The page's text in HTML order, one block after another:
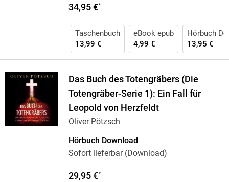
34,95 €*
Taschenbuch
13,99 €
eBook epub
4,99 €
Hörbuch
13,95 €
Das Buch des Totengräbers (Die
Totengräber-Serie 1): Ein Fall für
Leopold von Herzfeldt
Oliver Pötzsch
Hörbuch Download
Sofort lieferbar (Download)
29,95 €*